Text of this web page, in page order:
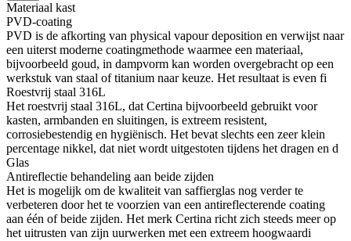
Materiaal kast
PVD-coating
PVD is de afkorting van physical vapour deposition en verwijst naar
een uiterst moderne coatingmethode waarmee een materiaal,
bijvoorbeeld goud, in dampvorm kan worden overgebracht op een
werkstuk van staal of titanium naar keuze. Het resultaat is even fi
Roestvrij staal 316L
Het roestvrij staal 316L, dat Certina bijvoorbeeld gebruikt voor
kasten, armbanden en sluitingen, is extreem resistent,
corrosiebestendig en hygiënisch. Het bevat slechts een zeer klein
percentage nikkel, dat niet wordt uitgestoten tijdens het dragen en d
Glas
Antireflectie behandeling aan beide zijden
Het is mogelijk om de kwaliteit van saffierglas nog verder te
verbeteren door het te voorzien van een antireflecterende coating
aan één of beide zijden. Het merk Certina richt zich steeds meer op
het uitrusten van zijn uurwerken met een extreem hoogwaardi